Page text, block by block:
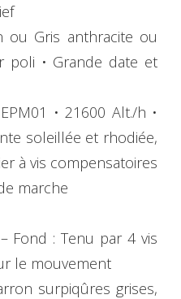
ou Gris anthracite ou
poli • Grande date et
• 21600 Alt./h •
soleillée et rhodiée,
à vis compensatoires
marche
Fond : Tenu par 4 vis
le mouvement
surpiqûres grises,